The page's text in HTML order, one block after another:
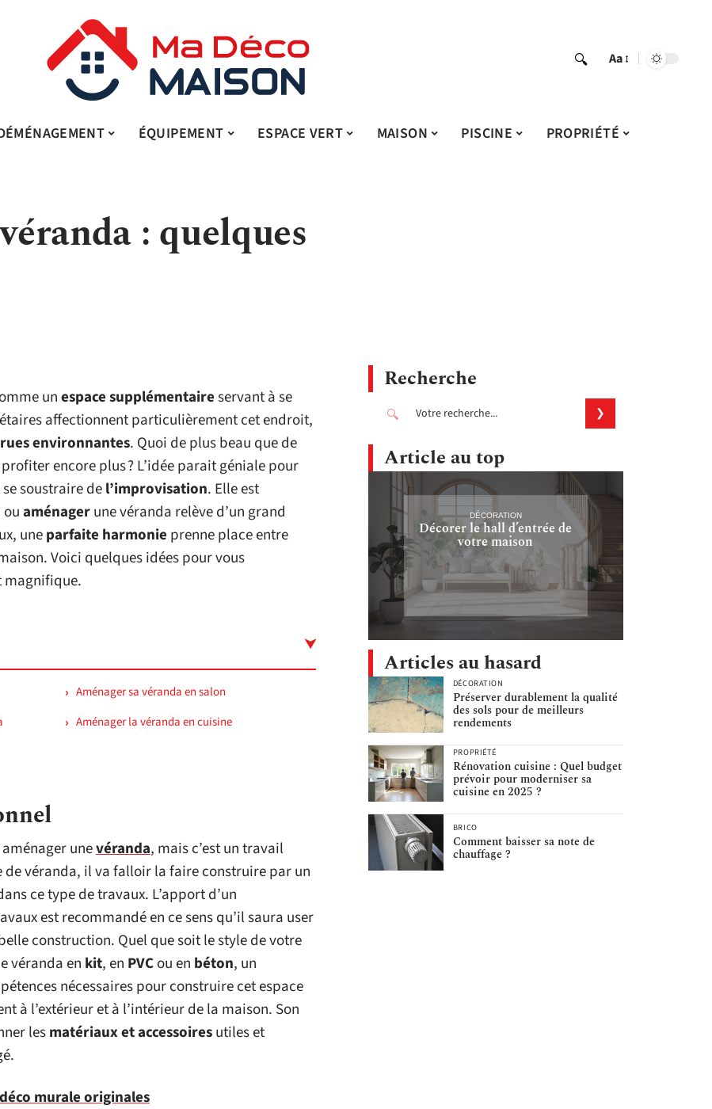
Aa
ÉQUIPEMENT ESPACE VERT MAISON PISCINE PROPRIÉTÉ
: quelques
unespace supplémentaireservant à se
affectionnent particulièrement cet endroit,
ruesenvironnantes. Quoi de plus beau que de
encore plus ? L’idée parait géniale pour
soustraire del’improvisation. Elle est
ouaménagerune véranda relève d’un grand
uneparfaite harmonie prenne place entre
Voici quelques idées pour vous
magnifique.
Aménager sa véranda en salon
Aménager la véranda en cuisine
unevéranda, mais c’est un travail
de véranda, il va falloir la faire construire par un
ce type de travaux. L’apport d’un
est recommandé en ce sens qu’il saura user
construction. Quel que soit le style de votre
véranda en kit, en PVCou en béton, un
nécessaires pour construire cet espace
à l’extérieur et à l’intérieur de la maison. Son
lesmatériaux et accessoiresutiles et
murale originales
Recherche
Article au top
DÉCORATION
Décorer le hall d’entrée de
votre maison
Articles au hasard
DÉCORATION
Préserver durablement la qualité
des sols pour de meilleurs
rendements
PROPRIÉTÉ
Rénovation cuisine : Quel budget
prévoir pour moderniser sa
cuisine en 2025 ?
BRICO
Comment baisser sa note de
chauffage ?